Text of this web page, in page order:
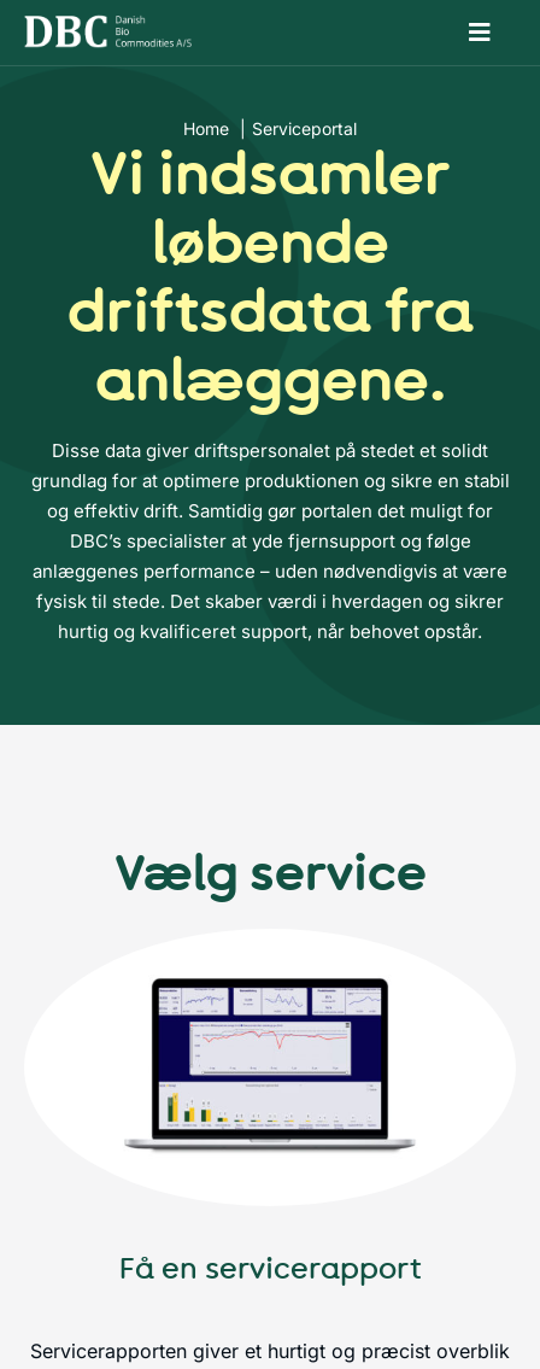
Skip
to
Grønne certifikater
Serviceportal
Om os
Home Serviceportal
Vi indsamler
løbende
driftsdata fra
anlæggene.
Disse data giver driftspersonalet på stedet et solidt
grundlag for at optimere produktionen og sikre en stabil
og effektiv drift. Samtidig gør portalen det muligt for
DBC’s specialister at yde fjernsupport og følge
anlæggenes performance – uden nødvendigvis at være
fysisk til stede. Det skaber værdi i hverdagen og sikrer
hurtig og kvalificeret support, når behovet opstår.
Vælg service
Få en servicerapport
Servicerapporten giver et hurtigt og præcist overblik